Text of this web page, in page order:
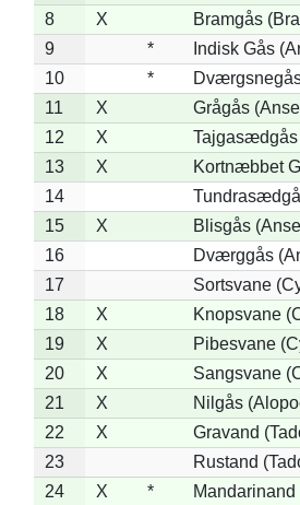
8
X
Bramgås
9
*
Indisk Gås
10
*
11
X
Grågås
12
X
Tajgasædgås
13
X
Kortnæbbet
14
15
X
Blisgås
16
Dværggås
17
Sortsvane
18
X
Knopsvane
19
X
Pibesvane
20
X
Sangsvane
21
X
Nilgås
22
X
Gravand
23
Rustand
24
X *